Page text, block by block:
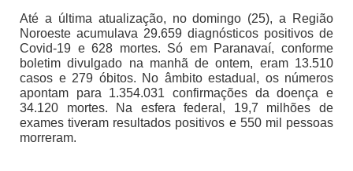
Até a última atualização, no domingo (25), a Região
Noroeste acumulava 29.659 diagnósticos positivos de
Covid-19 e 628 mortes. Só em Paranavaí, conforme
boletim divulgado na manhã de ontem, eram 13.510
casos e 279 óbitos. No âmbito estadual, os números
apontam para 1.354.031 confirmações da doença e
34.120 mortes. Na esfera federal, 19,7 milhões de
exames tiveram resultados positivos e 550 mil pessoas
morreram.